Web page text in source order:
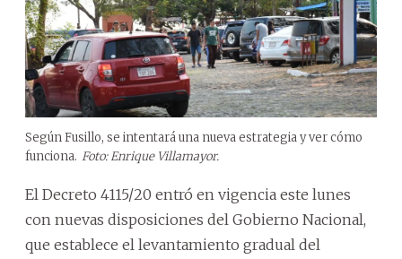
Según Fusillo, se intentará una nueva estrategia y ver cómo
funciona. Foto: Enrique Villamayor.
El Decreto 4115/20 entró en vigencia este lunes
con nuevas disposiciones del Gobierno Nacional,
que establece el levantamiento gradual del